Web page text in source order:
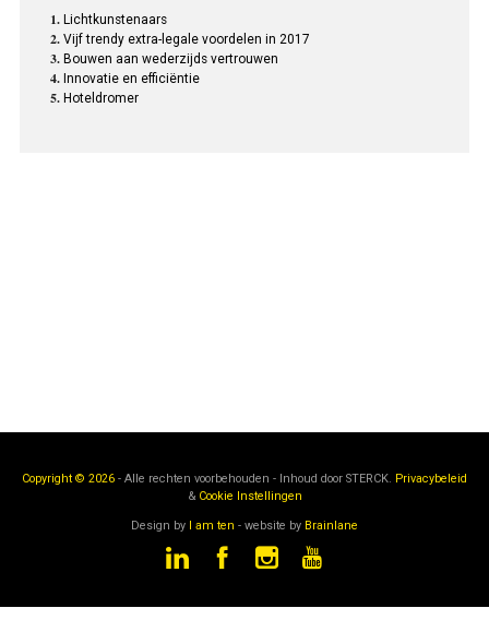
Lichtkunstenaars
Vijf trendy extra-legale voordelen in 2017
Bouwen aan wederzijds vertrouwen
Innovatie en efficiëntie
Hoteldromer
Copyright © 2026 - Alle rechten voorbehouden - Inhoud door STERCK. Privacybeleid
& Cookie Instellingen
Design by I am ten - website by Brainlane